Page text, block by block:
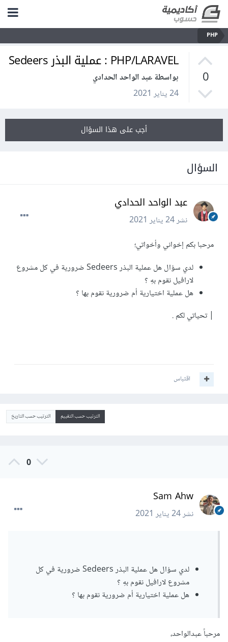
PHP
0
PHP/LARAVEL : عملية البذر Sedeers
بواسطة عبد الواحد الحدادي
24 يناير 2021
أجب على هذا السؤال
السؤال
عبد الواحد الحدادي
نشر24 يناير 2021
مرحبا بكم إخواني وأخواتي؛
لدي سؤال هل عملية البذر Sedeers ضرورية في كل مشروع
لارافيل نقوم بهِ ؟
هل عملية اختيارية أم ضرورية نقوم بها ؟
| تحياتي لكم .
اقتباس
الترتيب حسب التقييم الترتيب حسب التاريخ
0
Sam Ahw
نشر24 يناير 2021
لدي سؤال هل عملية البذر Sedeers ضرورية في كل
مشروع لارافيل نقوم بهِ ؟
هل عملية اختيارية أم ضرورية نقوم بها ؟
مرحباً عبدالواحد،